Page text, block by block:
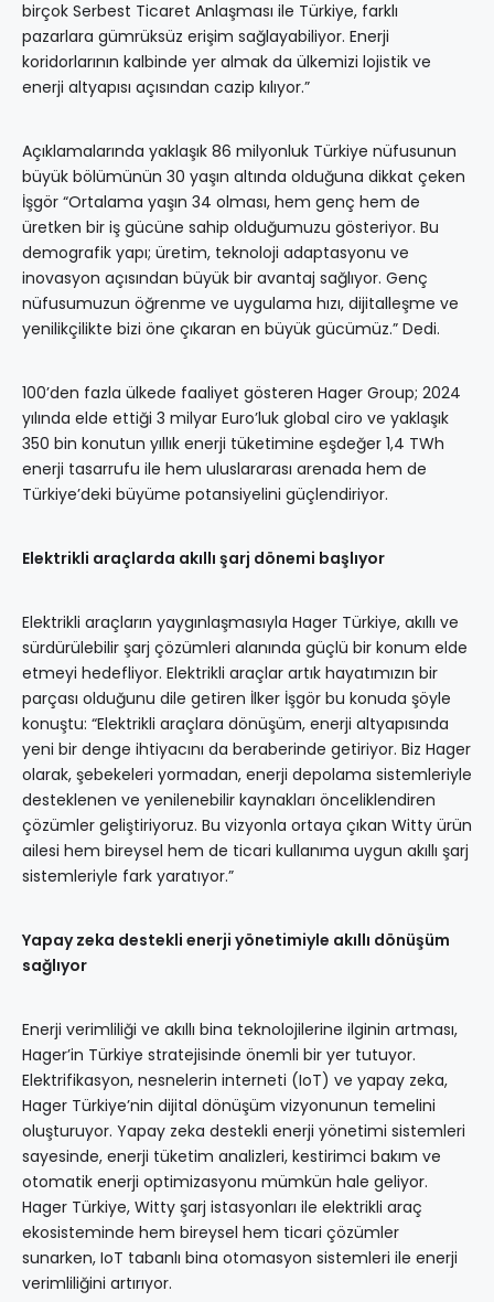
birçok Serbest Ticaret Anlaşması ile Türkiye, farklı
pazarlara gümrüksüz erişim sağlayabiliyor. Enerji
koridorlarının kalbinde yer almak da ülkemizi lojistik ve
enerji altyapısı açısından cazip kılıyor.”
Açıklamalarında yaklaşık 86 milyonluk Türkiye nüfusunun
büyük bölümünün 30 yaşın altında olduğuna dikkat çeken
İşgör “Ortalama yaşın 34 olması, hem genç hem de
üretken bir iş gücüne sahip olduğumuzu gösteriyor. Bu
demografik yapı; üretim, teknoloji adaptasyonu ve
inovasyon açısından büyük bir avantaj sağlıyor. Genç
nüfusumuzun öğrenme ve uygulama hızı, dijitalleşme ve
yenilikçilikte bizi öne çıkaran en büyük gücümüz.” Dedi.
100’den fazla ülkede faaliyet gösteren Hager Group; 2024
yılında elde ettiği 3 milyar Euro’luk global ciro ve yaklaşık
350 bin konutun yıllık enerji tüketimine eşdeğer 1,4 TWh
enerji tasarrufu ile hem uluslararası arenada hem de
Türkiye’deki büyüme potansiyelini güçlendiriyor.
Elektrikli araçlarda akıllı şarj dönemi başlıyor
Elektrikli araçların yaygınlaşmasıyla Hager Türkiye, akıllı ve
sürdürülebilir şarj çözümleri alanında güçlü bir konum elde
etmeyi hedefliyor. Elektrikli araçlar artık hayatımızın bir
parçası olduğunu dile getiren İlker İşgör bu konuda şöyle
konuştu: “Elektrikli araçlara dönüşüm, enerji altyapısında
yeni bir denge ihtiyacını da beraberinde getiriyor. Biz Hager
olarak, şebekeleri yormadan, enerji depolama sistemleriyle
desteklenen ve yenilenebilir kaynakları önceliklendiren
çözümler geliştiriyoruz. Bu vizyonla ortaya çıkan Witty ürün
ailesi hem bireysel hem de ticari kullanıma uygun akıllı şarj
sistemleriyle fark yaratıyor.”
Yapay zeka destekli enerji yönetimiyle akıllı dönüşüm
sağlıyor
Enerji verimliliği ve akıllı bina teknolojilerine ilginin artması,
Hager’in Türkiye stratejisinde önemli bir yer tutuyor.
Elektrifikasyon, nesnelerin interneti (IoT) ve yapay zeka,
Hager Türkiye’nin dijital dönüşüm vizyonunun temelini
oluşturuyor. Yapay zeka destekli enerji yönetimi sistemleri
sayesinde, enerji tüketim analizleri, kestirimci bakım ve
otomatik enerji optimizasyonu mümkün hale geliyor.
Hager Türkiye, Witty şarj istasyonları ile elektrikli araç
ekosisteminde hem bireysel hem ticari çözümler
sunarken, IoT tabanlı bina otomasyon sistemleri ile enerji
verimliliğini artırıyor.